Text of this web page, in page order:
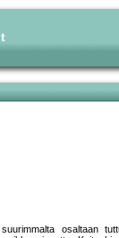
osaltaan